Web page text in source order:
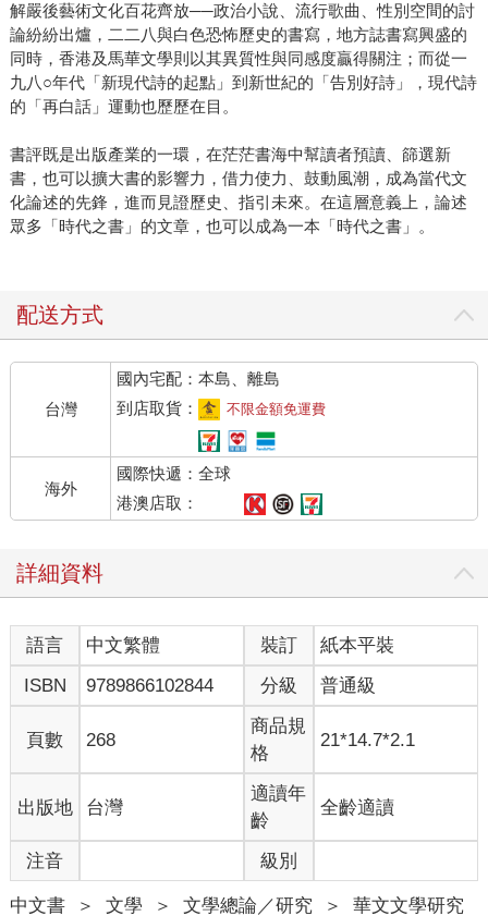
解嚴後藝術文化百花齊放──政治小說、流行歌曲、性別空間的討
論紛紛出爐，二二八與白色恐怖歷史的書寫，地方誌書寫興盛的
同時，香港及馬華文學則以其異質性與同感度贏得關注；而從一
九八○年代「新現代詩的起點」到新世紀的「告別好詩」，現代詩
的「再白話」運動也歷歷在目。
書評既是出版產業的一環，在茫茫書海中幫讀者預讀、篩選新
書，也可以擴大書的影響力，借力使力、鼓動風潮，成為當代文
化論述的先鋒，進而見證歷史、指引未來。在這層意義上，論述
眾多「時代之書」的文章，也可以成為一本「時代之書」。
配送方式
台灣
國內宅配：本島、離島
到店取貨：
不限金額免運費
海外
國際快遞：全球
港澳店取：
詳細資料
語言 中文繁體 裝訂
紙本平裝
ISBN
9789866102844 分級 普通級
頁數 268
商品規
格
21*14.7*2.1
出版地 台灣
適讀年
齡
全齡適讀
注音 級別
中文書 ＞ 文學 ＞ 文學總論／研究 ＞ 華文文學研究